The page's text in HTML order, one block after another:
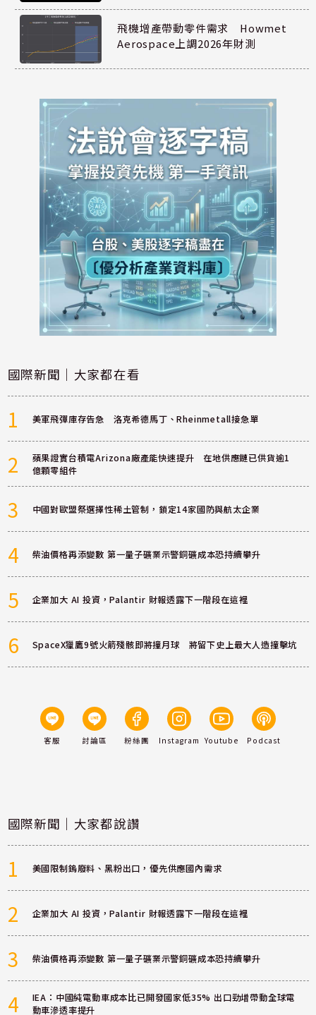
飛機增產帶動零件需求 Howmet
Aerospace上調2026年財測
國際新聞｜大家都在看
1 美軍飛彈庫存告急 洛克希德馬丁、Rheinmetall接急單
2
蘋果證實台積電Arizona廠產能快速提升 在地供應鏈已供貨逾1
億顆零組件
3 中國對歐盟祭選擇性稀土管制，鎖定14家國防與航太企業
4 柴油價格再添變數 第一量子礦業示警銅礦成本恐持續攀升
5 企業加大 AI 投資，Palantir 財報透露下一階段在這裡
6 SpaceX獵鷹9號火箭殘骸即將撞月球 將留下史上最大人造撞擊坑
客服 討論區 粉絲團 Instagram Youtube Podcast
國際新聞｜大家都說讚
1 美國限制鎢廢料、黑粉出口，優先供應國內需求
2 企業加大 AI 投資，Palantir 財報透露下一階段在這裡
3 柴油價格再添變數 第一量子礦業示警銅礦成本恐持續攀升
4
IEA：中國純電動車成本比已開發國家低35% 出口勁增帶動全球電
動車滲透率提升